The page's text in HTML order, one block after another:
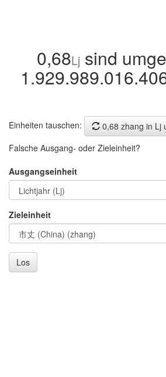
0,68Ljsind
Einheiten tauschen:
0,68 zhang in Lj
Falsche Ausgang- oder Zieleinheit?
Ausgangseinheit
Zieleinheit
Los